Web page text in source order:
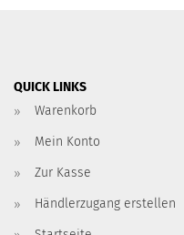
QUICK LINKS
Warenkorb
Mein Konto
Zur Kasse
Händlerzugang erstellen